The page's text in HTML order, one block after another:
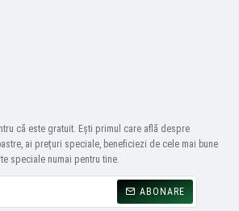
că este gratuit. Ești primul care află despre
ai prețuri speciale, beneficiezi de cele mai bune
speciale numai pentru tine.
ABONARE